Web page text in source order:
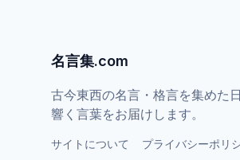
名言集.com
古今東西の名言・格言を集めた
響く言葉をお届けします。
サイトについて プライバシーポリ